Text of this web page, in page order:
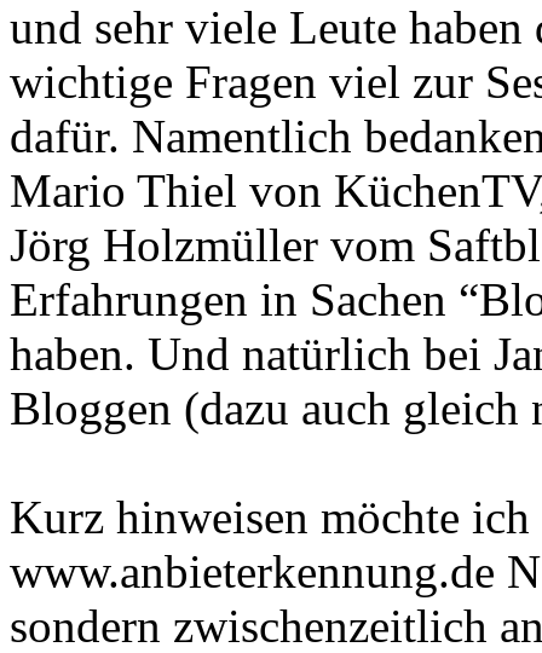
und sehr viele Leute
wichtige Fragen viel zur
dafür. Namentlich
Mario Thiel von
Jörg Holzmüller vom
Erfahrungen in Sachen
haben. Und natürlich bei
Bloggen (dazu auch gleich
Kurz hinweisen möchte ich
www.anbieterkennung.de
sondern zwischenzeitlich